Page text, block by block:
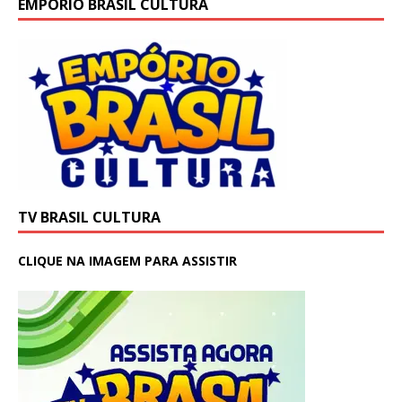
EMPÓRIO BRASIL CULTURA
TV BRASIL CULTURA
CLIQUE NA IMAGEM PARA ASSISTIR